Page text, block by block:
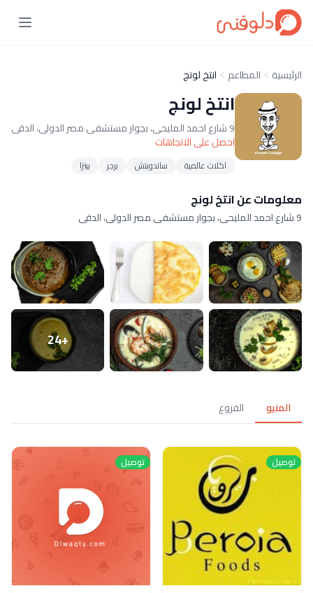
الرئيسية المطاعم انتخ لونج
انتخ لونج
9 شارع احمد المليحى، بجوار مستشفى مصر الدولى، الدقى
احصل على الاتجاهات
اكلات عالمية ساندويتش برجر بيتزا
معلومات عن انتخ لونج
9 شارع احمد المليحى، بجوار مستشفى مصر الدولى، الدقى
+24
المنيو الفروع
توصيل توصيل